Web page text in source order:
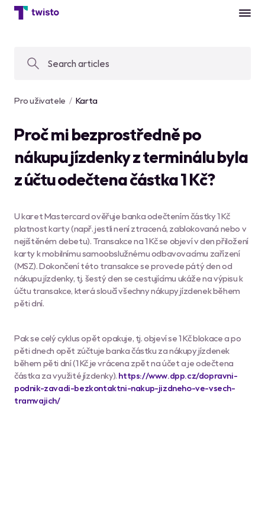
Pro uživatele Karta
Proč mi bezprostředně po
nákupu jízdenky z terminálu byla
z účtu odečtena částka 1 Kč?
U karet Mastercard ověřuje banka odečtením částky 1 Kč
platnost karty (např. jestli není ztracená, zablokovaná nebo v
nejištěném debetu). Transakce na 1 Kč se objeví v den přiložení
karty k mobilnímu samoobslužnému odbavovacímu zařízení
(MSZ). Dokončení této transakce se provede pátý den od
nákupu jízdenky, tj. šestý den se cestujícímu ukáže na výpisu k
účtu transakce, která sloučí všechny nákupy jízdenek během
pěti dní.
Pak se celý cyklus opět opakuje, tj. objeví se 1 Kč blokace a po
pěti dnech opět zúčtuje banka částku za nákupy jízdenek
během pěti dní (1 Kč je vrácena zpět na účet a je odečtena
částka za využité jízdenky). https://www.dpp.cz/dopravni-
podnik-zavadi-bezkontaktni-nakup-jizdneho-ve-vsech-
tramvajich/